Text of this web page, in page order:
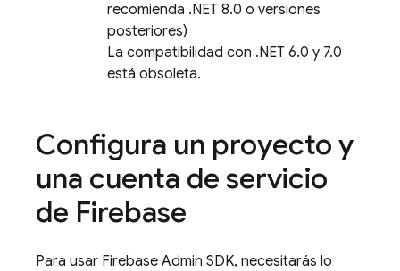
recomienda .NET 8.0 o versiones
posteriores)
La compatibilidad con .NET 6.0 y 7.0
está obsoleta.
Configura un proyecto y
una cuenta de servicio
de Firebase
Para usar Firebase Admin SDK, necesitarás lo